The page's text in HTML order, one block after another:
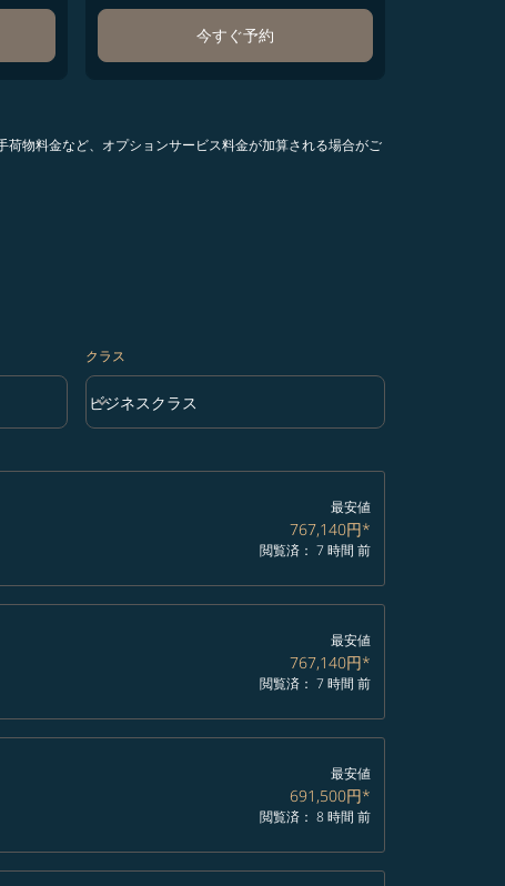
今すぐ予約
物料金など、オプションサービス料金が加算される場合がご
クラス
クラス option ビジネスクラス Selected
ビジネスクラス
keyboard_arrow_down
最安値
767,140円*
閲覧済： 7 時間 前
最安値
767,140円*
閲覧済： 7 時間 前
最安値
691,500円*
閲覧済： 8 時間 前